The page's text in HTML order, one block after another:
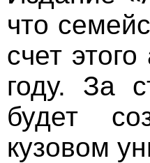
что
счет
году. За
будет
кузовом